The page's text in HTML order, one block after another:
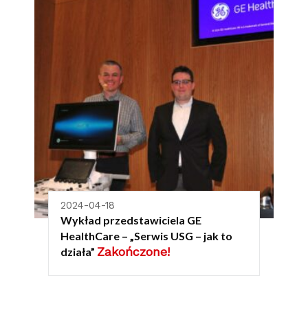
2024-04-18
Wykład przedstawiciela GE
HealthCare – „Serwis USG – jak to
działa” Zakończone!